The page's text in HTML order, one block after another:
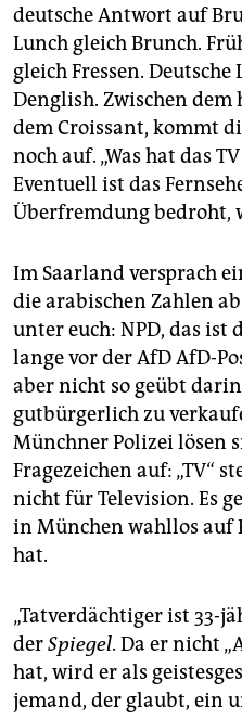
epaper login
deutsche Antwort auf
Lunch gleich Brunch.
gleich Fressen.
Denglish. Zwischen
dem Croissant, kommt
noch auf. „Was hat das
Eventuell ist das
Überfremdung bedroht,
Im Saarland versprach
die arabischen Zahlen
unter euch: NPD, das ist
lange vor der AfD AfD-
aber nicht so geübt
gutbürgerlich zu
Münchner Polizei lösen
Fragezeichen auf: „TV“
nicht für Television. Es
in München wahllos auf
hat.
„Tatverdächtiger ist 33-
derSpiegel. Da er nicht
hat, wird er als
jemand, der glaubt, ein